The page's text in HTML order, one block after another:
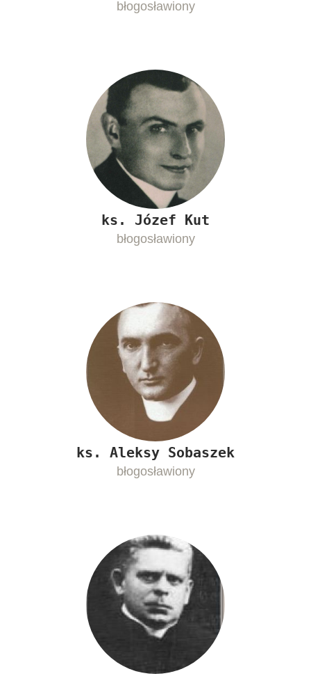
błogosławiony
ks. Józef Kut
błogosławiony
ks. Aleksy Sobaszek
błogosławiony